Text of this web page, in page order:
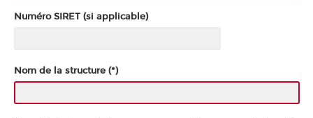
Numéro SIRET (si applicable)
Nom de la structure (*)